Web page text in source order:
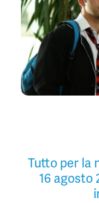
Tutto per la
16 agosto